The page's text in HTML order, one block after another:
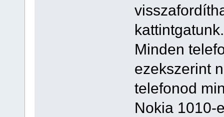
kattintgatunk.
Minden
ezekszerint
telefonod
Nokia 1010-